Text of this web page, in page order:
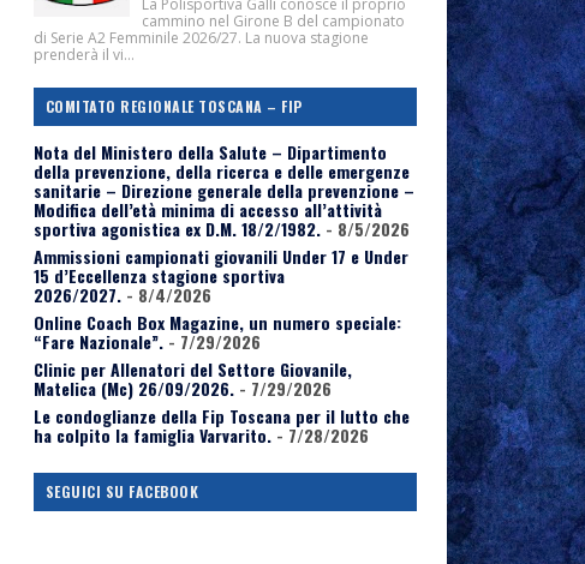
La Polisportiva Galli conosce il proprio
cammino nel Girone B del campionato
di Serie A2 Femminile 2026/27. La nuova stagione
prenderà il vi...
COMITATO REGIONALE TOSCANA – FIP
Nota del Ministero della Salute – Dipartimento
della prevenzione, della ricerca e delle emergenze
sanitarie – Direzione generale della prevenzione –
Modifica dell’età minima di accesso all’attività
sportiva agonistica ex D.M. 18/2/1982.- 8/5/2026
Ammissioni campionati giovanili Under 17 e Under
15 d’Eccellenza stagione sportiva
2026/2027.- 8/4/2026
Online Coach Box Magazine, un numero speciale:
“Fare Nazionale”.- 7/29/2026
Clinic per Allenatori del Settore Giovanile,
Matelica (Mc) 26/09/2026.- 7/29/2026
Le condoglianze della Fip Toscana per il lutto che
ha colpito la famiglia Varvarito.- 7/28/2026
SEGUICI SU FACEBOOK